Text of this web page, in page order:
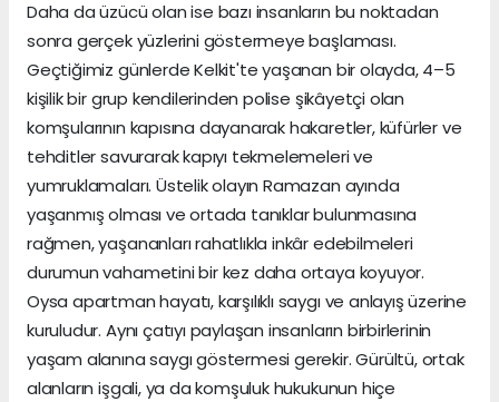
Daha da üzücü olan ise bazı insanların bu noktadan
sonra gerçek yüzlerini göstermeye başlaması.
Geçtiğimiz günlerde Kelkit'te yaşanan bir olayda, 4–5
kişilik bir grup kendilerinden polise şikâyetçi olan
komşularının kapısına dayanarak hakaretler, küfürler ve
tehditler savurarak kapıyı tekmelemeleri ve
yumruklamaları. Üstelik olayın Ramazan ayında
yaşanmış olması ve ortada tanıklar bulunmasına
rağmen, yaşananları rahatlıkla inkâr edebilmeleri
durumun vahametini bir kez daha ortaya koyuyor.
Oysa apartman hayatı, karşılıklı saygı ve anlayış üzerine
kuruludur. Aynı çatıyı paylaşan insanların birbirlerinin
yaşam alanına saygı göstermesi gerekir. Gürültü, ortak
alanların işgali, ya da komşuluk hukukunun hiçe